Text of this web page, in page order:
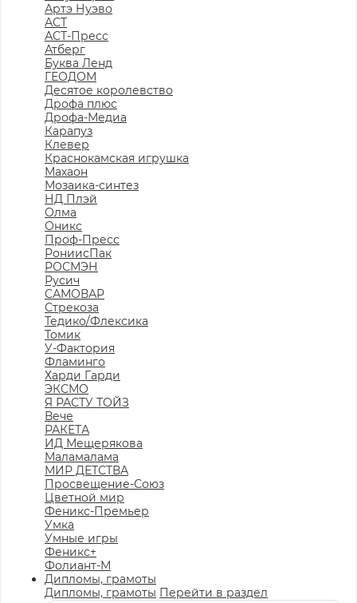
Артэ Нуэво
АСТ
АСТ-Пресс
Атберг
Буква Ленд
ГЕОДОМ
Десятое королевство
Дрофа плюс
Дрофа-Медиа
Карапуз
Клевер
Краснокамская игрушка
Махаон
Мозаика-синтез
НД Плэй
Олма
Оникс
Проф-Пресс
РониисПак
РОСМЭН
Русич
САМОВАР
Стрекоза
Тедико/Флексика
Томик
У-Фактория
Фламинго
Харди Гарди
ЭКСМО
Я РАСТУ ТОЙЗ
Вече
РАКЕТА
ИД Мещерякова
Маламалама
МИР ДЕТСТВА
Просвещение-Союз
Цветной мир
Феникс-Премьер
Умка
Умные игры
Феникс+
Фолиант-М
Дипломы, грамоты
Дипломы, грамоты Перейти в раздел